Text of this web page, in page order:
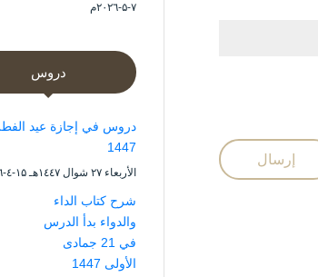
۷-۵-۲۰۲٦م
دروس
دروس في إجازة عيد
1447
الأربعاء ۲۷ شوال ۱٤٤۷هـ ۱۵-٤-۲۰۲٦م
شرح كتاب الداء
والدواء بدأ الدرس
في 21 جمادى
الأولى 1447